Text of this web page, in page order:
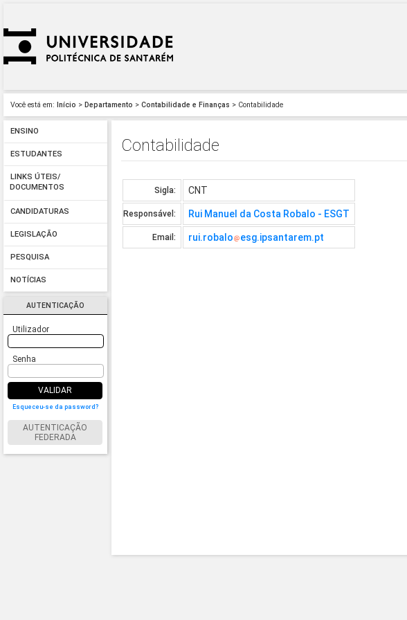
Você está em: Início > Departamento > Contabilidade e Finanças > Contabilidade
ENSINO
ESTUDANTES
LINKS ÚTEIS/
DOCUMENTOS
CANDIDATURAS
LEGISLAÇÃO
PESQUISA
NOTÍCIAS
AUTENTICAÇÃO
Utilizador
Senha
VALIDAR
Esqueceu-se da password?
AUTENTICAÇÃO
FEDERADA
Contabilidade
Sigla: CNT
Responsável: Rui Manuel da Costa Robalo - ESGT
Email: rui.robalo esg.ipsantarem.pt